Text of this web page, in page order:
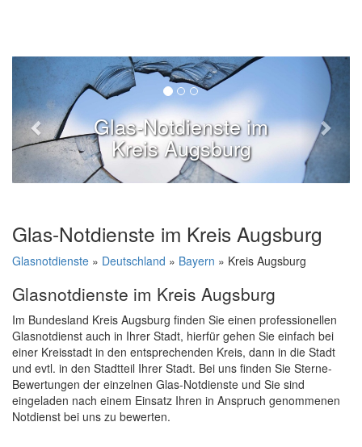
Glas-Notdienste im
Kreis Augsburg
Glas-Notdienste im Kreis Augsburg
Glasnotdienste » Deutschland » Bayern » Kreis Augsburg
Glasnotdienste im Kreis Augsburg
Im Bundesland Kreis Augsburg finden Sie einen professionellen
Glasnotdienst auch in Ihrer Stadt, hierfür gehen Sie einfach bei
einer Kreisstadt in den entsprechenden Kreis, dann in die Stadt
und evtl. in den Stadtteil Ihrer Stadt. Bei uns finden Sie Sterne-
Bewertungen der einzelnen Glas-Notdienste und Sie sind
eingeladen nach einem Einsatz Ihren in Anspruch genommenen
Notdienst bei uns zu bewerten.